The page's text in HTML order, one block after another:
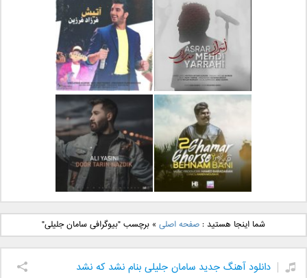
دانلود آهنگ جدید رضا
بهرام بنام نگار
دانلود آهنگ جدید علی
لهراسبی بنام صورت
دانلود آهنگ جدید مهدی
یراحی بنام اسرار
دانلود آهنگ جدید فرزاد
فرزین بنام آتیش
دانلود آهنگ جدید بهنام
بانی بنام قرص قمر 2
دانلود آهنگ جدید علی
یاسینی بنام دورترین نزدیک
شما اینجا هستید :صفحه اصلی »برچسب "بیوگرافی سامان جلیلی"
دانلود آهنگ جدید سامان جلیلی بنام نشد که نشد